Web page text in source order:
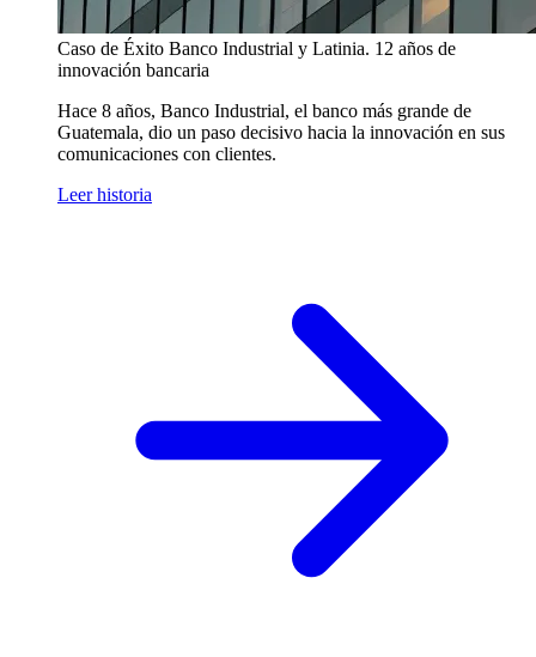
Caso de Éxito Banco Industrial y Latinia. 12 años de
innovación bancaria
Hace 8 años, Banco Industrial, el banco más grande de
Guatemala, dio un paso decisivo hacia la innovación en sus
comunicaciones con clientes.
Leer historia